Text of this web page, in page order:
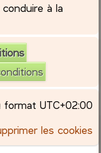
à la
format UTC+02:00
les cookies